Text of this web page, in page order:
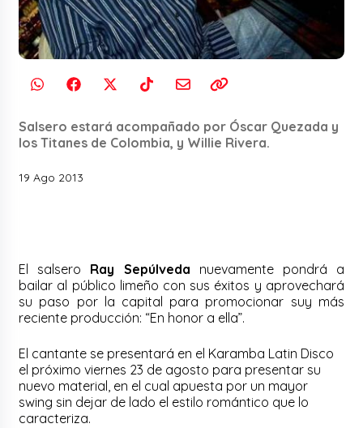
Salsero estará acompañado por Óscar Quezada y
los Titanes de Colombia, y Willie Rivera.
19 Ago 2013
El salsero Ray Sepúlveda nuevamente pondrá a
bailar al público limeño con sus éxitos y aprovechará
su paso por la capital para promocionar suy más
reciente producción: “En honor a ella”.
El cantante se presentará en el Karamba Latin Disco
el próximo viernes 23 de agosto para presentar su
nuevo material, en el cual apuesta por un mayor
swing sin dejar de lado el estilo romántico que lo
caracteriza.